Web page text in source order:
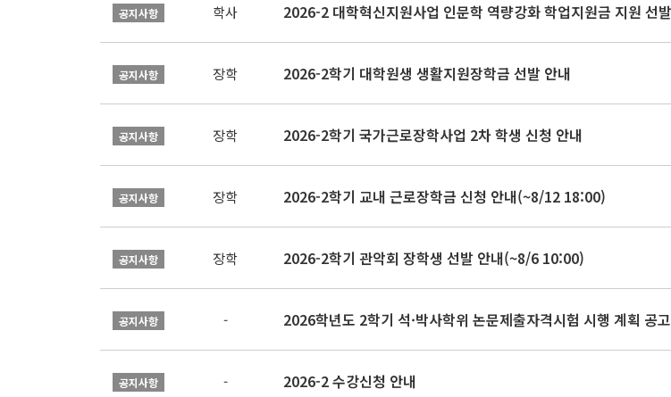
공지사항 학사
공지사항 장학 2026-2학기 대학원생 생활지원장학금 선발 안내
공지사항 장학 2026-2학기 국가근로장학사업 2차 학생 신청 안내
공지사항 장학 2026-2학기 교내 근로장학금 신청 안내(~8/12 18:00)
공지사항 장학 2026-2학기 관악회 장학생 선발 안내(~8/6 10:00)
공지사항 - 2026학년도 2학기 석·박사학위 논문제출자격시험 시행 계획 공고
공지사항 - 2026-2 수강신청 안내